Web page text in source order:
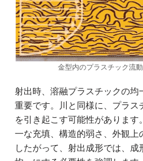
金型内のプラスチック流
射出時、溶融プラスチックの
重要です。川と同様に、プラス
を引き起こす可能性がありま
一な充填、構造的弱さ、外観上
したがって、射出成形では、成